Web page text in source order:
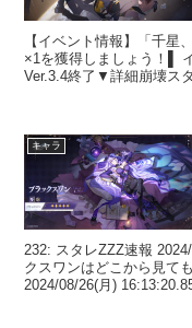
【イベント情報】「千星
×1を獲得しましょう！▌
Ver.3.4終了▼詳細崩壊ス
キャラ
232: スタレZZZ速報
クスワンはどこから見て
2024/08/26(月)